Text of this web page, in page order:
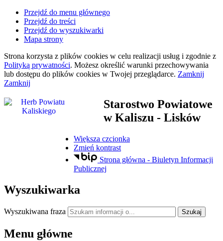
Przejdź do menu głównego
Przejdź do treści
Przejdź do wyszukiwarki
Mapa strony
Strona korzysta z plików cookies w celu realizacji usług i zgodnie z
Polityką prywatności. Możesz określić warunki przechowywania
lub dostępu do plików cookies w Twojej przeglądarce. Zamknij
Zamknij
Starostwo Powiatowe
w Kaliszu - Lisków
Większa czcionka
Zmień kontrast
Strona główna - Biuletyn Informacji
Publicznej
Wyszukiwarka
Wyszukiwana fraza Szukaj
Menu główne